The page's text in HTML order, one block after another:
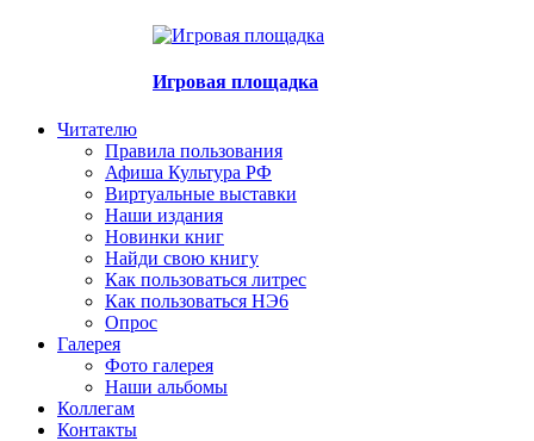
Игровая площадка
Читателю
Правила пользования
Афиша Культура РФ
Виртуальные выставки
Наши издания
Новинки книг
Найди свою книгу
Как пользоваться литрес
Как пользоваться НЭ6
Опрос
Галерея
Фото галерея
Наши альбомы
Коллегам
Контакты